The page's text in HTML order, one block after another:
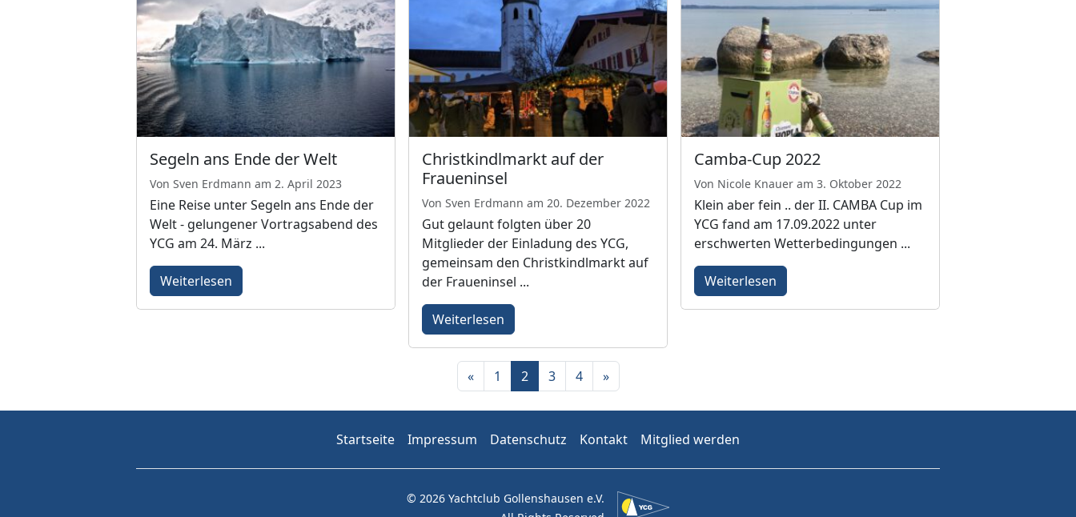
Segeln ans Ende der Welt
Von Sven Erdmann am 2. April 2023
Eine Reise unter Segeln ans Ende der
Welt - gelungener Vortragsabend des
YCG am 24. März ...
Weiterlesen
Christkindlmarkt auf der
Fraueninsel
Von Sven Erdmann am 20. Dezember 2022
Gut gelaunt folgten über 20
Mitglieder der Einladung des YCG,
gemeinsam den Christkindlmarkt auf
der Fraueninsel ...
Weiterlesen
Camba-Cup 2022
Von Nicole Knauer am 3. Oktober 2022
Klein aber fein .. der II. CAMBA Cup im
YCG fand am 17.09.2022 unter
erschwerten Wetterbedingungen ...
Weiterlesen
« 1 2 3 4 »
Startseite Impressum Datenschutz Kontakt Mitglied werden
© 2026 Yachtclub Gollenshausen e.V.